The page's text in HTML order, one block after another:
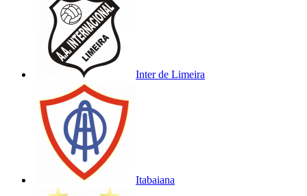
Inter de Limeira
Itabaiana